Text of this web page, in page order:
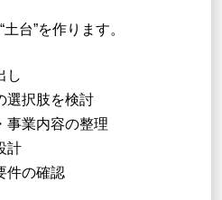
台”を作ります。
し
選択肢を検討
事業内容の整理
計
件の確認